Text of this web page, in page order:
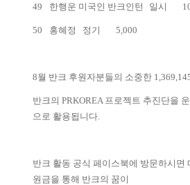
49 한행운 미국인 반크인턴 일시
50 홍혜정 정기 5,000
8월 반크 후원자분들의 소중한
반크의 PRKOREA 프로젝트 추진단을
으로 활용됩니다.
반크 활동 공식 페이스북에 방문하시면
원금을 통해 반크의 꿈이